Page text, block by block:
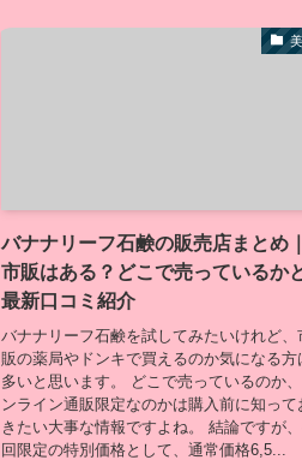
バナナリーフ石鹸の販売店まとめ｜
市販はある？どこで売っているか
最新口コミ紹介
バナナリーフ石鹸を試してみたいけれど、
販の薬局やドンキで買えるのか気になる方
多いと思います。 どこで売っているのか
ンライン通販限定なのかは購入前に知って
きたい大事な情報ですよね。 結論ですが
回限定の特別価格として、通常価格6,5...